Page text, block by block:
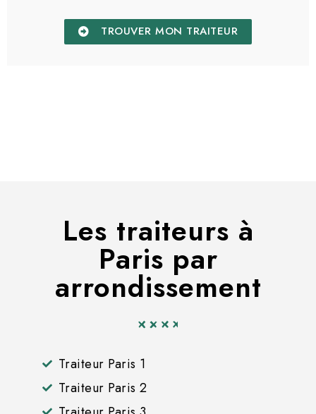
TROUVER MON TRAITEUR
Les traiteurs à
Paris par
arrondissement
Traiteur Paris 1
Traiteur Paris 2